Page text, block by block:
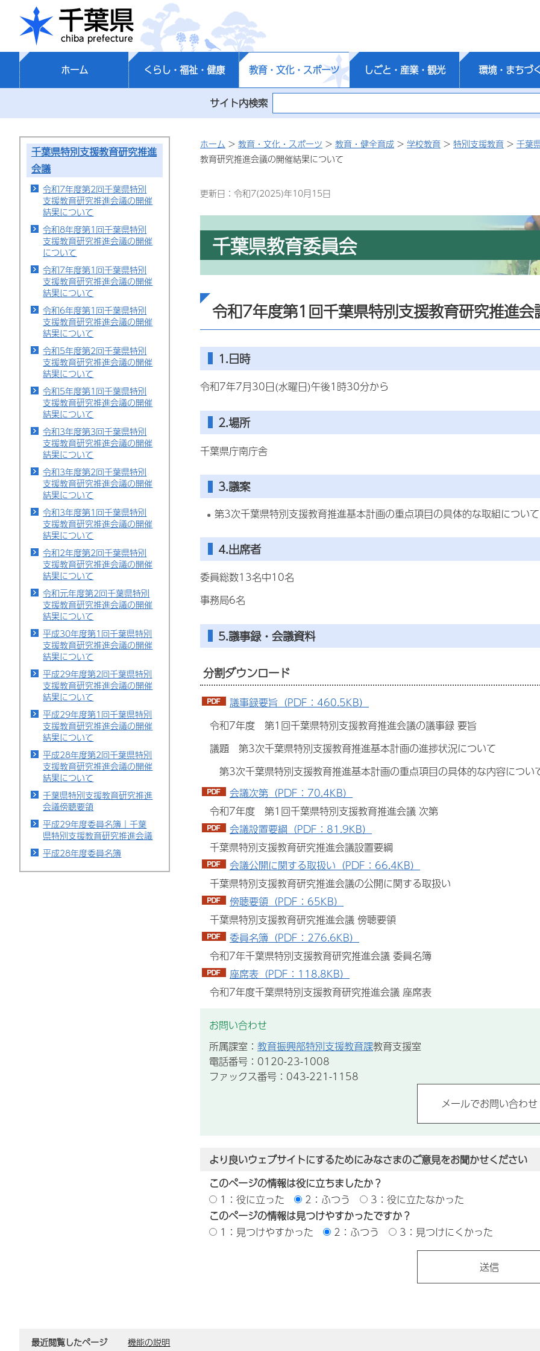
千葉県
ホーム くらし・福祉・健康 教育・文化・スポーツ しごと・産業・観光 環境・まちづ
サイト内検索
千葉県特別支援教育研究推進
会議
令和7年度第2回千葉県特別
支援教育研究推進会議の開催
結果について
令和8年度第1回千葉県特別
支援教育研究推進会議の開催
について
令和7年度第1回千葉県特別
支援教育研究推進会議の開催
結果について
令和6年度第1回千葉県特別
支援教育研究推進会議の開催
結果について
令和5年度第2回千葉県特別
支援教育研究推進会議の開催
結果について
令和5年度第1回千葉県特別
支援教育研究推進会議の開催
結果について
令和3年度第3回千葉県特別
支援教育研究推進会議の開催
結果について
令和3年度第2回千葉県特別
支援教育研究推進会議の開催
結果について
令和3年度第1回千葉県特別
支援教育研究推進会議の開催
結果について
令和2年度第2回千葉県特別
支援教育研究推進会議の開催
結果について
令和元年度第2回千葉県特別
支援教育研究推進会議の開催
結果について
平成30年度第1回千葉県特別
支援教育研究推進会議の開催
結果について
平成29年度第2回千葉県特別
支援教育研究推進会議の開催
結果について
平成29年度第1回千葉県特別
支援教育研究推進会議の開催
結果について
平成28年度第2回千葉県特別
支援教育研究推進会議の開催
結果について
千葉県特別支援教育研究推進
会議傍聴要領
平成29年度委員名簿｜千葉
県特別支援教育研究推進会議
平成28年度委員名簿
ホーム > 教育・文化・スポーツ > 教育・健全育成 > 学校教育 > 特別支援教育 > 千葉
教育研究推進会議の開催結果について
更新日：令和7(2025)年10月15日
千葉県教育委員会
令和7年度第1回千葉県特別支援教育研究推進
1.日時
令和7年7月30日(水曜日)午後1時30分から
2.場所
千葉県庁南庁舎
3.議案
第3次千葉県特別支援教育推進基本計画の重点項目の具体的な取組について
4.出席者
委員総数13名中10名
事務局6名
5.議事録・会議資料
分割ダウンロード
議事録要旨（PDF：460.5KB）
令和7年度 第1回千葉県特別支援教育推進会議の議事録 要旨
議題 第3次千葉県特別支援教育推進基本計画の進捗状況について
第3次千葉県特別支援教育推進基本計画の重点項目の具体的な内容につい
会議次第（PDF：70.4KB）
令和7年度 第1回千葉県特別支援教育推進会議 次第
会議設置要綱（PDF：81.9KB）
千葉県特別支援教育研究推進会議設置要綱
会議公開に関する取扱い（PDF：66.4KB）
千葉県特別支援教育研究推進会議の公開に関する取扱い
傍聴要領（PDF：65KB）
千葉県特別支援教育研究推進会議 傍聴要領
委員名簿（PDF：276.6KB）
令和7年千葉県特別支援教育研究推進会議 委員名簿
座席表（PDF：118.8KB）
令和7年度千葉県特別支援教育研究推進会議 座席表
お問い合わせ
所属課室： 教育振興部特別支援教育課教育支援室
電話番号：0120-23-1008
ファックス番号：043-221-1158
より良いウェブサイトにするためにみなさまのご意見をお聞かせください
このページの情報は役に立ちましたか？
1：役に立った
2：ふつう
3：役に立たなかった
このページの情報は見つけやすかったですか？
1：見つけやすかった
2：ふつう 3：見つけにくかった
最近閲覧したページ 機能の説明